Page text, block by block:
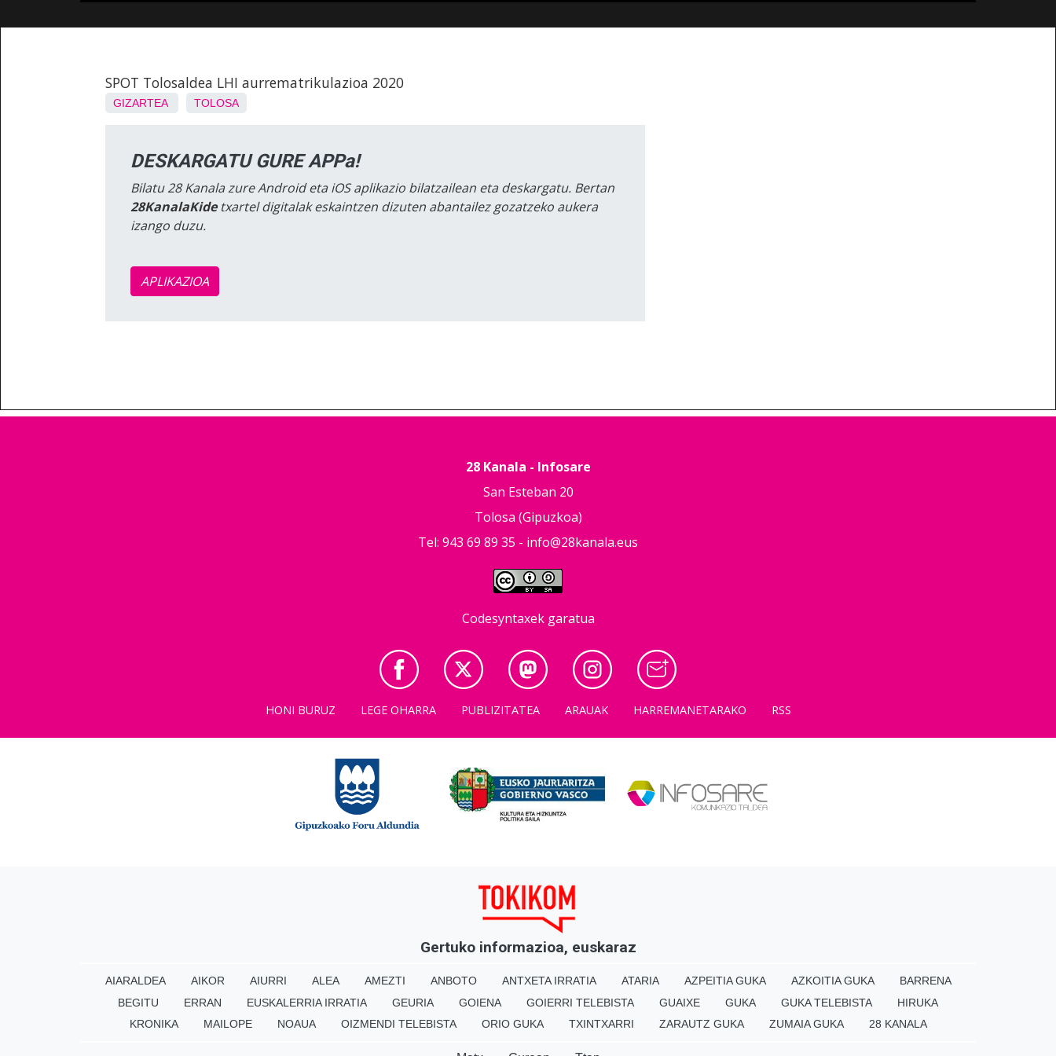
SPOT Tolosaldea LHI aurrematrikulazioa 2020
GIZARTEA TOLOSA
DESKARGATU GURE APPa!
Bilatu 28 Kanala zure Android eta iOS aplikazio bilatzailean eta deskargatu. Bertan
28KanalaKidetxartel digitalak eskaintzen dizuten abantailez gozatzeko aukera
izango duzu.
APLIKAZIOA
28 Kanala - Infosare
San Esteban 20
Tolosa (Gipuzkoa)
Tel: 943 69 89 35 - info@28kanala.eus
Codesyntaxek garatua
HONI BURUZ LEGE OHARRA PUBLIZITATEA ARAUAK HARREMANETARAKO RSS
Gertuko informazioa, euskaraz
AIARALDEA AIKOR AIURRI ALEA AMEZTI ANBOTO ANTXETA IRRATIA ATARIA AZPEITIA GUKA AZKOITIA GUKA
BARRENA
BEGITU
ERRAN EUSKALERRIA IRRATIA GEURIA GOIENA GOIERRI TELEBISTA GUAIXE GUKA GUKA TELEBISTA
HIRUKA
KRONIKA
MAILOPE NOAUA OIZMENDI TELEBISTA ORIO GUKA TXINTXARRI ZARAUTZ GUKA ZUMAIA GUKA 28 KANALA